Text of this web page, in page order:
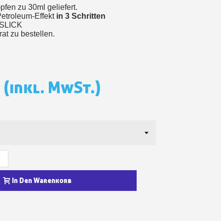
weniger als 1 Minute
Sie Einkaufsgutscheine
Bestellung Treuepunkte
innerhalb von 14 Tagen
jede Weiterempfehlung
jede Weiterempfehlung
zu 30ml geliefert.
Effekt in 3 Schritten
zu bestellen.
(inkl. MwSt.)
In Den Warenkorb